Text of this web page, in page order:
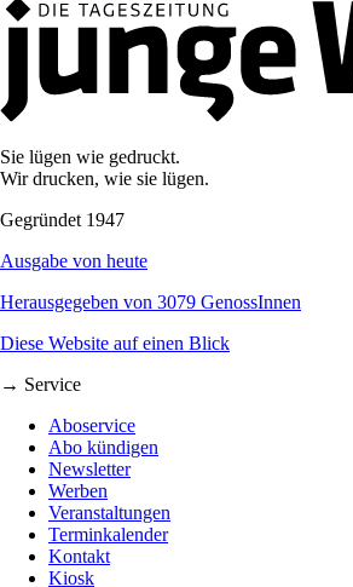
Sie lügen wie gedruckt.
Wir drucken, wie sie lügen.
Gegründet 1947
Ausgabe von heute
Herausgegeben von 3079 GenossInnen
Diese Website auf einen Blick
→ Service
Aboservice
Abo kündigen
Newsletter
Werben
Veranstaltungen
Terminkalender
Kontakt
Kiosk